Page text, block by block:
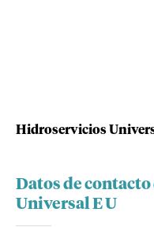
Hidroservicios
Datos de
Universal E U